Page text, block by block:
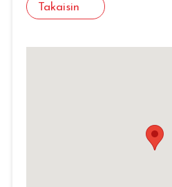
Takaisin